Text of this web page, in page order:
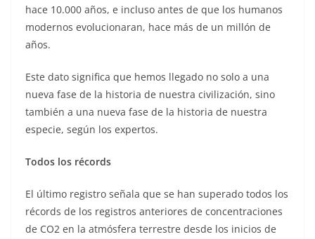
hace 10.000 años, e incluso antes de que los humanos
modernos evolucionaran, hace más de un millón de
años.
Este dato significa que hemos llegado no solo a una
nueva fase de la historia de nuestra civilización, sino
también a una nueva fase de la historia de nuestra
especie, según los expertos.
Todos los récords
El último registro señala que se han superado todos los
récords de los registros anteriores de concentraciones
de CO2 en la atmósfera terrestre desde los inicios de